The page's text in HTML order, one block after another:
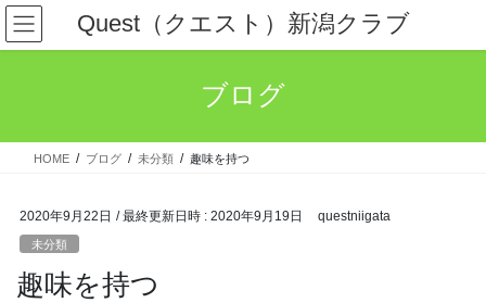
コ
ン
テ
ス
ナ
ビ
ゲ
ン
Quest（クエスト）新潟クラブ
ブログ
HOME ブログ 未分類 趣味を持つ
2020年9月22日 / 最終更新日時 : 2020年9月19日 questniigata
未分類
趣味を持つ